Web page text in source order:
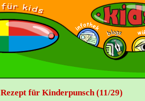
Rezept für Kinderpunsch (11/29)